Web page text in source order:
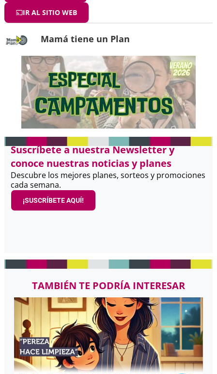
IR AL SITIO WEB
Mamá tiene un Plan
Suscríbete a nuestra Newsletter y
conoce nuestras noticias y planes
Descubre los mejores planes, sorteos y promociones
cada semana.
¡SUSCRÍBETE AQUÍ!
TAMBIÉN TE PODRÍA INTERESAR